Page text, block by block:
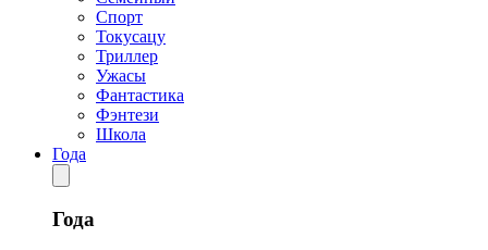
Спорт
Токусацу
Триллер
Ужасы
Фантастика
Фэнтези
Школа
Года
Года